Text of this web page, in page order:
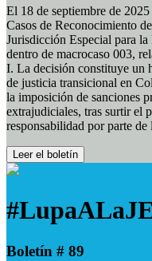
El 18 de septiembre de
Casos de Reconocimiento
Jurisdicción Especial para
dentro de macrocaso 003,
I. La decisión constituye un
de justicia transicional en
la imposición de sanciones
extrajudiciales, tras surtir el
responsabilidad por parte de
Leer el boletín
Boletín # 89